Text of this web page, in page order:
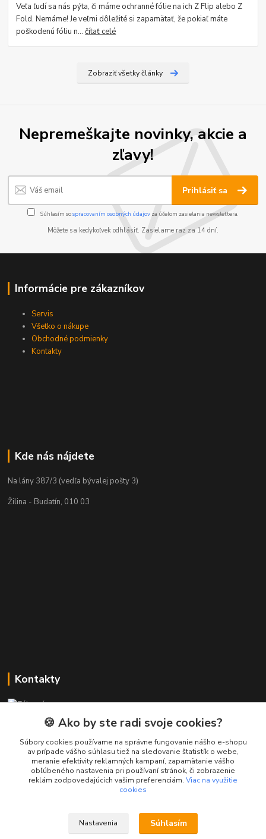
Veľa ľudí sa nás pýta, či máme ochranné fólie na ich Z Flip alebo Z
Fold. Nemáme! Je veľmi dôležité si zapamätať, že pokiaľ máte
poškodenú fóliu n...čítať celé
Zobraziť všetky články
Nepremeškajte novinky, akcie a
zľavy!
Prihlásiť sa
Súhlasím sospracovaním osobných údajov za účelom zasielania newslettera.
Môžete sa kedykoľvek odhlásiť. Zasielame raz za 14 dní.
Informácie pre zákazníkov
Servis
Všetko o nákupe
Obchodné podmienky
Kontakty
Kde nás nájdete
Na lány 387/3 (vedľa bývalej pošty 3)
Žilina - Budatín, 010 03
Kontakty
+421 911 010 560
Po-Pia, 13-17 hod.
info@presmartfon.sk
🍪 Ako by ste radi svoje cookies?
Súbory cookies používame na správne fungovanie nášho e-shopu
av prípade vášho súhlasu tiež na sledovanie štatistík o webe,
meranie efektivity reklamných kampaní, zapamätanie vášho
obľúbeného nastavenia pri používaní stránok, či zobrazenie
reklám zodpovedajúcich vašim preferenciám. Viac na využitie
cookies
Nastavenia Súhlasím